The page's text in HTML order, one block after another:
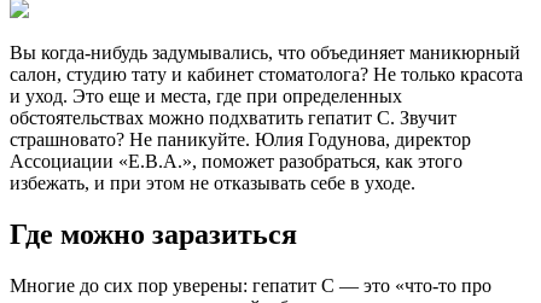
Вы когда-нибудь задумывались, что объединяет маникюрный
салон, студию тату и кабинет стоматолога? Не только красота
и уход. Это еще и места, где при определенных
обстоятельствах можно подхватить гепатит С. Звучит
страшновато? Не паникуйте. Юлия Годунова, директор
Ассоциации «Е.В.А.», поможет разобраться, как этого
избежать, и при этом не отказывать себе в уходе.
Где можно заразиться
Многие до сих пор уверены: гепатит С — это «что-то про